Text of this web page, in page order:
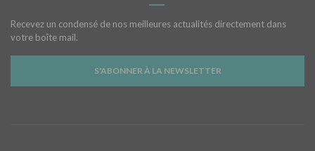
Recevez un condensé de nos meilleures actualités directement dans
votre boîte mail.
S'ABONNER À LA NEWSLETTER